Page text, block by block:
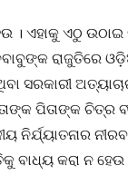
। ଏହାକୁ ଏଠୁ
ରାଜୁତିରେ
ସରକାରୀ
ପିତାଙ୍କ ଚିତ୍ର
ନିର୍ଯ୍ୟାତନାର
ବାଧ୍ୟ କରା ନ ହେଉ